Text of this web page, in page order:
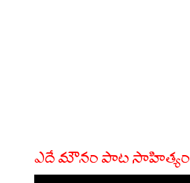
ఎదే మౌనం పాట సాహిత్యం